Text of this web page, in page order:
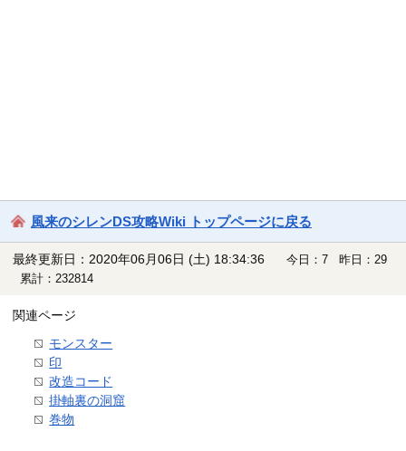
風来のシレンDS攻略Wiki トップページに戻る
最終更新日：2020年06月06日 (土) 18:34:36
今日：7 昨日：29
累計：232814
関連ページ
モンスター
印
改造コード
掛軸裏の洞窟
巻物